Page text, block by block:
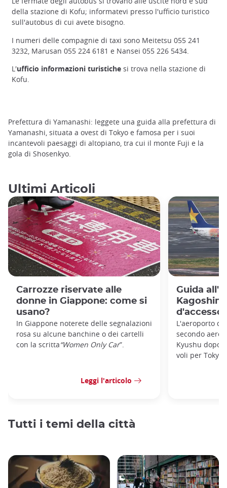
della stazione di Kofu; informatevi presso l'ufficio turistico
sull'autobus di cui avete bisogno.
I numeri delle compagnie di taxi sono Meitetsu 055 241
3232, Marusan 055 224 6181 e Nansei 055 226 5434.
L'ufficio informazioni turistiche si trova nella stazione di
Kofu.
Prefettura di Yamanashi: leggete una guida alla prefettura di
Yamanashi, situata a ovest di Tokyo e famosa per i suoi
incantevoli paesaggi di altopiano, tra cui il monte Fuji e la
gola di Shosenkyo.
Ultimi Articoli
Carrozze riservate alle
donne in Giappone: come si
usano?
In Giappone noterete delle segnalazioni
rosa su alcune banchine o dei cartelli
con la scritta“Women Only Car”.
Leggi l'articolo
Guida
d'accesso
L'aeroporto di
secondo
Kyushu dopo
voli per
Tutti i temi della città